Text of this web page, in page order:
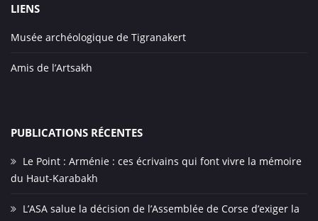
LIENS
Musée archéologique de Tigranakert
Amis de l’Artsakh
PUBLICATIONS RÉCENTES
Le Point : Arménie : ces écrivains qui font vivre la mémoire
du Haut-Karabakh
L’ASA salue la décision de l’Assemblée de Corse d’exiger la